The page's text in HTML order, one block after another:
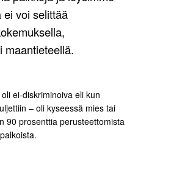
ei voi selittää
maantieteellä.
ei-diskriminoiva eli kun
– oli kyseessä mies tai
90 prosenttia perusteettomista